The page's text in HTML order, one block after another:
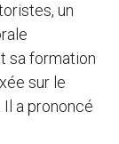
un
sa formation
sur le
a prononcé